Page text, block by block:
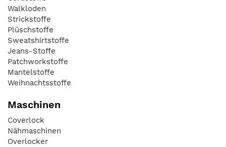
Walkloden
Strickstoffe
Plüschstoffe
Sweatshirtstoffe
Jeans-Stoffe
Patchworkstoffe
Mantelstoffe
Weihnachtsstoffe
Maschinen
Coverlock
Nähmaschinen
Overlocker